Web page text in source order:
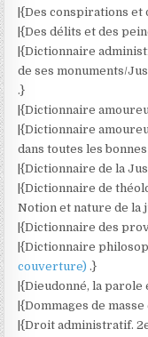
|{Des conspirations
|{Des délits et des
|{Dictionnaire
de ses monuments/
.}
|{Dictionnaire
|{Dictionnaire
dans toutes les
|{Dictionnaire de la
|{Dictionnaire de
Notion et nature de la
|{Dictionnaire des
|{Dictionnaire
couverture).}
|{Dieudonné, la parole
|{Dommages de
|{Droit administratif.